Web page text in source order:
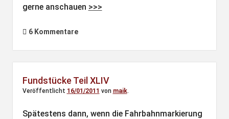
gerne anschauen >>>
6 Kommentare
Fundstücke Teil XLIV
Veröffentlicht 16/01/2011 von maik.
Spätestens dann, wenn die Fahrbahnmarkierung